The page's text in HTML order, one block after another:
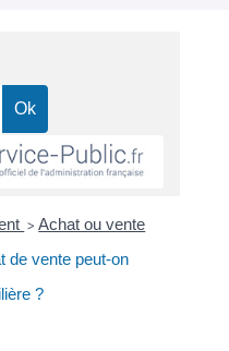
> Achat ou vente
de vente peut-on
?